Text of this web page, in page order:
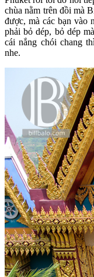
chùa nằm trên đồi mà
được, mà các bạn vào
phải bỏ dép, bỏ dép
cái nắng chói chang
nhe.